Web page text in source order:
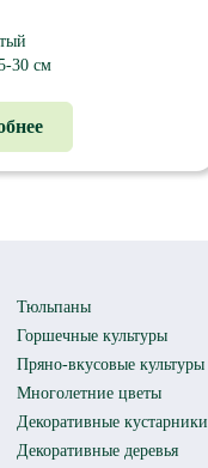
30 см
цветения. Цветки –
Тюльпаны
Горшечные культуры
Пряно-вкусовые культуры
Многолетние цветы
Декоративные кустарники
Декоративные деревья